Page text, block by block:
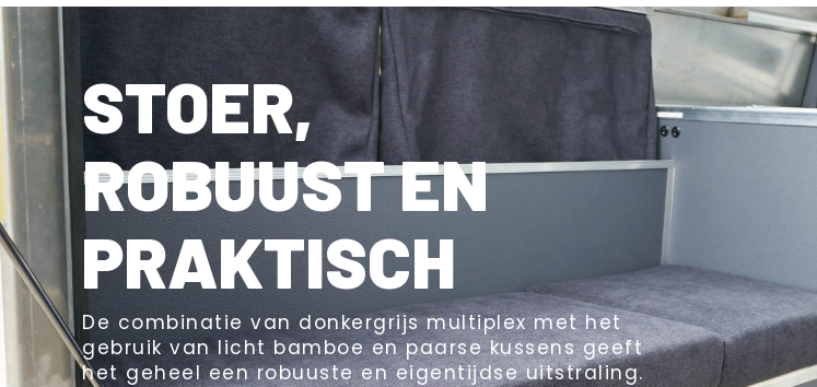
STOER,
ROBUUST EN
PRAKTISCH
De combinatie van donkergrijs multiplex met het
gebruik van licht bamboe en paarse kussens geeft
het geheel een robuuste en eigentijdse uitstraling.